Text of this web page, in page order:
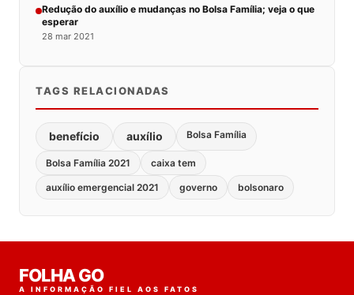
Redução do auxílio e mudanças no Bolsa Família; veja o que
esperar
28 mar 2021
TAGS RELACIONADAS
benefício auxílio Bolsa Família
Bolsa Família 2021 caixa tem
auxílio emergencial 2021 governo bolsonaro
FOLHA GO
A INFORMAÇÃO FIEL AOS FATOS